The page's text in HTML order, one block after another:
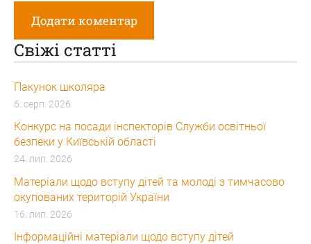
Свіжі статті
Пакунок школяра
6. серп. 2026
Конкурс на посади інспекторів Служби освітньої
безпеки у Київській області
24. лип. 2026
Матеріали щодо вступу дітей та молоді з тимчасово
окупованих територій України
16. лип. 2026
Інформаційні матеріали щодо вступу дітей